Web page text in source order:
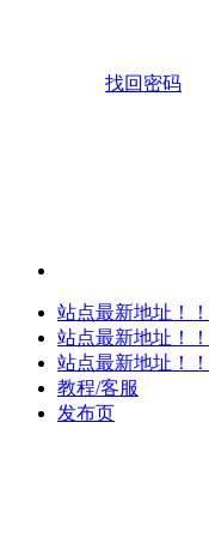
找回密码
站点最新地址！！
站点最新地址！！
站点最新地址！！
教程/客服
发布页